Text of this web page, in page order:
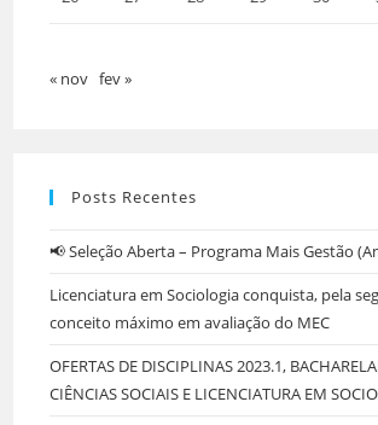
« nov fev »
Posts Recentes
📢 Seleção Aberta – Programa Mais Gestão
Licenciatura em Sociologia conquista, pela
conceito máximo em avaliação do MEC
OFERTAS DE DISCIPLINAS 2023.1,
CIÊNCIAS SOCIAIS E LICENCIATURA EM